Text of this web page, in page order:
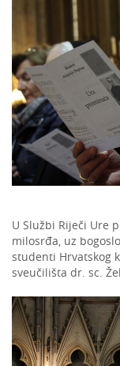
U Službi Riječi Ure
milosrđa, uz
studenti Hrvatskog
sveučilišta dr. sc.